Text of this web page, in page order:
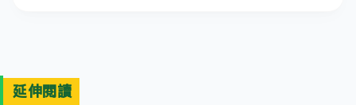
延伸閱讀